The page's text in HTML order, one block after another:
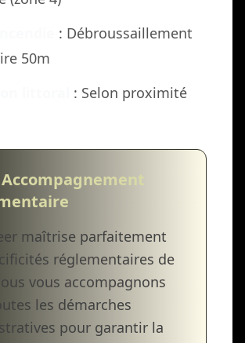
: Débroussaillement
50m
: Selon proximité
maîtrise parfaitement
réglementaires de
vous accompagnons
les démarches
pour garantir la